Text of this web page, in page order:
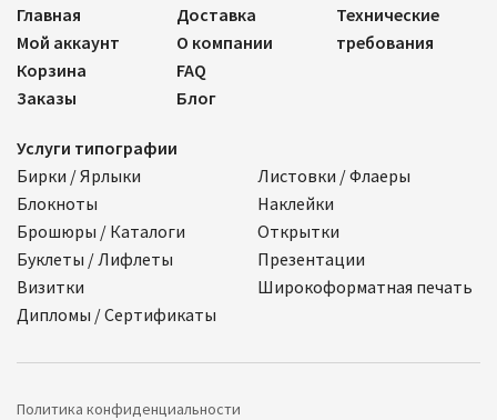
Главная
Мой аккаунт
Корзина
Заказы
Доставка
О компании
FAQ
Блог
Технические
требования
Услуги типографии
Бирки / Ярлыки
Блокноты
Брошюры / Каталоги
Буклеты / Лифлеты
Визитки
Дипломы / Сертификаты
Листовки / Флаеры
Наклейки
Открытки
Презентации
Широкоформатная печать
Политика конфиденциальности